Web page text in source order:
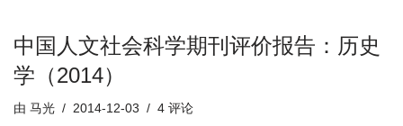
中国人文社会科学期刊评价报告：历史
学（2014）
由 马光 2014-12-03 4 评论